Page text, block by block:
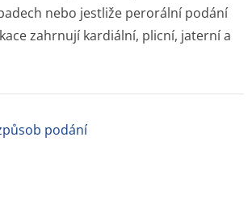
nebo jestliže perorální podání
zahrnují kardiální, plicní, jaterní a
podání